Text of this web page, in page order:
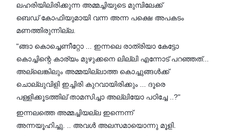
ലഹരിയിലിരിക്കുന്ന അമ്മച്ചിയുടെ മുമ്പിലേക്ക്
ബെഡ് കോഫിയുമായി വന്ന അന്ന പക്ഷെ അപകടം
മണത്തിരുന്നില്ല.
"ങ്ങാ കൊച്ചെണീറ്റോ ... ഇന്നലെ രാത്രിയാ കേട്ടോ
കൊച്ചിന്റെ കാര്യം മുഴുക്കനെ ലില്ലി എന്നോട് പറഞ്ഞത്...
അല്ലെങ്കിലും അമ്മയില്ലാത്ത കൊച്ചുങ്ങൾക്ക്
ചൊല്ലുവിളി ഇച്ചിരി കുറവായിരിക്കും ... ദൂരെ
പള്ളിക്കൂടത്തില് താമസിച്ചാ അല്ലിയോ പഠിച്ചേ ..?"
ഇന്നലത്തെ അമ്മച്ചിയല്ല ഇന്നെന്ന്
അന്നയൂഹിച്ചു. .. അവൾ അലസമായൊന്നു മൂളി.